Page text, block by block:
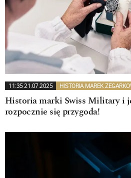
11:35 21.07.2025 HISTORIA MAREK
Historia marki Swiss Military i
rozpocznie się przygoda!